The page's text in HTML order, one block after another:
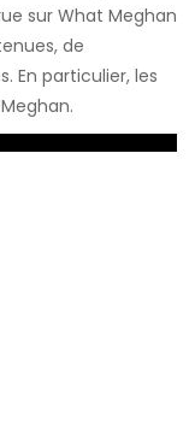
sur What Meghan
de
En particulier, les